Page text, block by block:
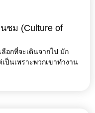
ชม (Culture of
อกที่จะเดินจากไป มัก
ป็นเพราะพวกเขาทำงาน